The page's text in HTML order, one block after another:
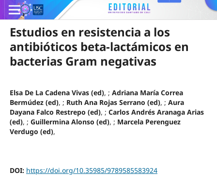
Estudios en resistencia a los
antibióticos beta-lactámicos en
bacterias Gram negativas
Elsa De La Cadena Vivas (ed), ; Adriana María Correa
Bermúdez (ed), ; Ruth Ana Rojas Serrano (ed), ; Aura
Dayana Falco Restrepo (ed), ; Carlos Andrés Aranaga Arias
(ed), ; Guillermina Alonso (ed), ; Marcela Perenguez
Verdugo (ed),
DOI: https://doi.org/10.35985/9789585583924